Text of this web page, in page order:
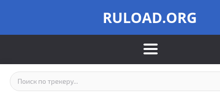
RULOAD.ORG